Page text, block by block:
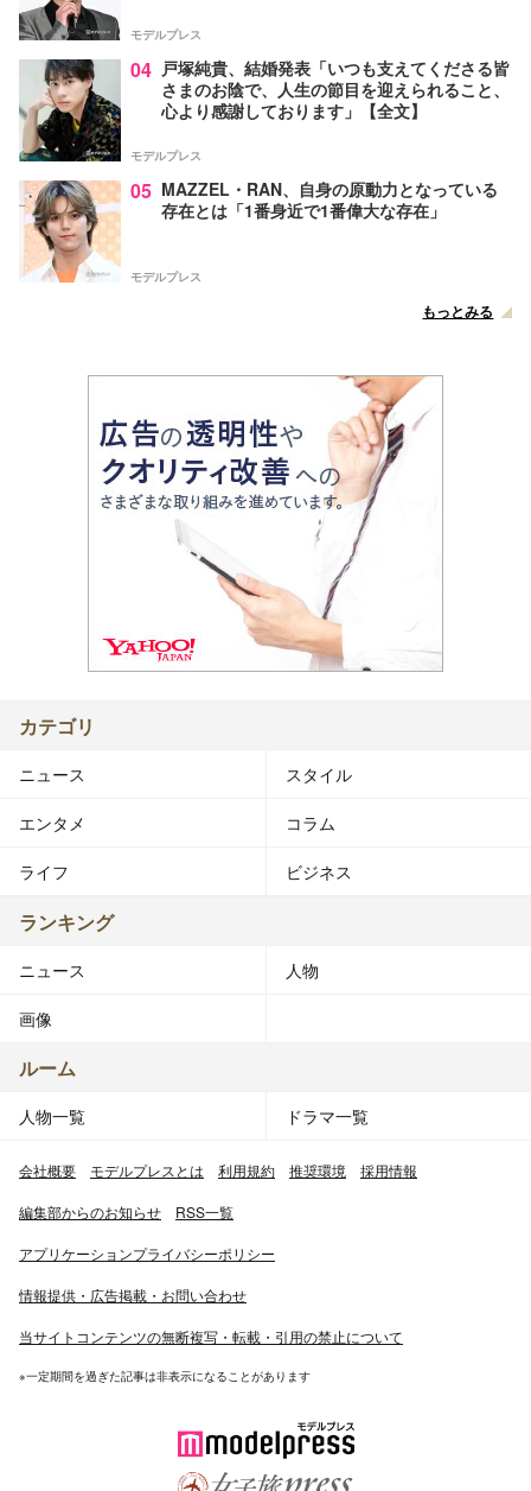
モデルプレス
04 戸塚純貴、結婚発表「いつも支えてくださる皆
さまのお陰で、人生の節目を迎えられること、
心より感謝しております」【全文】
モデルプレス
05 MAZZEL・RAN、自身の原動力となっている
存在とは「1番身近で1番偉大な存在」
モデルプレス
もっとみる
カテゴリ
ニュース スタイル
エンタメ コラム
ライフ ビジネス
ランキング
ニュース 人物
画像
ルーム
人物一覧 ドラマ一覧
会社概要 モデルプレスとは 利用規約 推奨環境 採用情報
編集部からのお知らせ RSS一覧
アプリケーションプライバシーポリシー
情報提供・広告掲載・お問い合わせ
当サイトコンテンツの無断複写・転載・引用の禁止について
※一定期間を過ぎた記事は非表示になることがあります